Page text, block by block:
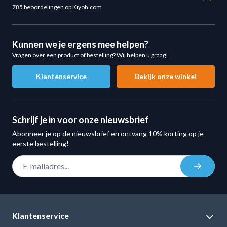
785 beoordelingen op Kiyoh.com
Kunnen we je ergens mee helpen?
Vragen over een product of bestelling? Wij helpen u graag!
Klantenservice Bekijk onze winkel
Schrijf je in voor onze nieuwsbrief
Abonneer je op de nieuwsbrief en ontvang 10% korting op je
eerste bestelling!
Klantenservice